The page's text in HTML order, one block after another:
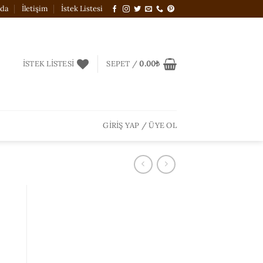
İletişim İstek Listesi
İSTEK LISTESI SEPET /0.00₺
GIRIŞ YAP / ÜYE OL